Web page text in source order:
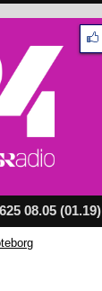
08.05 (01.19)